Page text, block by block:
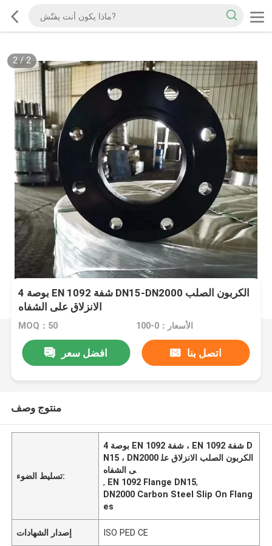
2/ 2
4 بوصة EN 1092 شفة DN15-DN2000 الكربون الصلب
الانزلاق على الشفاه
MOQ：50 الأسعار：0-100
افضل سعر اتصل بنا
منتوج وصف
تسليط الضوء:
4 بوصة EN 1092 شفة ، EN 1092 شفة D
N15 ، DN2000 الكربون الصلب الانزلاق عل
ى الشفاه
, EN 1092 Flange DN15,
DN2000 Carbon Steel Slip On Flang
es
إصدار الشهادات ISO PED CE